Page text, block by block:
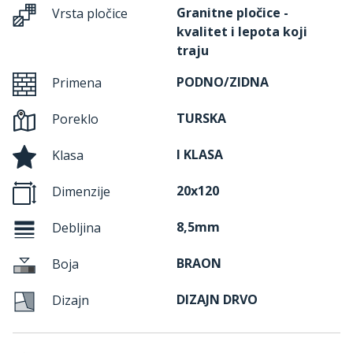
Vrsta pločice
Granitne pločice -
kvalitet i lepota koji
traju
Primena
PODNO/ZIDNA
Poreklo TURSKA
Klasa I KLASA
Dimenzije 20x120
Debljina 8,5mm
Boja BRAON
Dizajn DIZAJN DRVO